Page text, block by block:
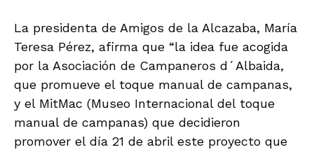
La presidenta de Amigos de la Alcazaba, María
Teresa Pérez, afirma que “la idea fue acogida
por la Asociación de Campaneros d´Albaida,
que promueve el toque manual de campanas,
y el MitMac (Museo Internacional del toque
manual de campanas) que decidieron
promover el día 21 de abril este proyecto que